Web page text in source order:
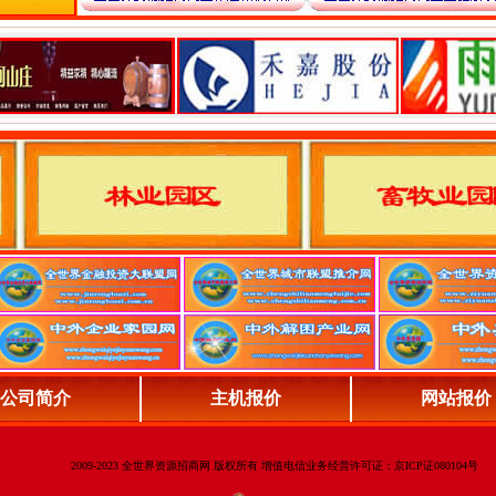
公司简介 主机报价 网站报价
2009-2023 全世界资源招商网 版权所有 增值电信业务经营许可证：京ICP证080104号